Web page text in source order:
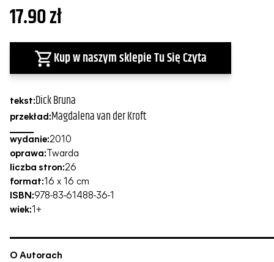
17.90zł
Kup w naszym sklepie Tu Się Czyta
tekst:Dick Bruna
przekład:Magdalena van der Kroft
wydanie:2010
oprawa: Twarda
liczba stron:26
format:16 x 16 cm
ISBN:978-83-61488-36-1
wiek:1+
O Autorach